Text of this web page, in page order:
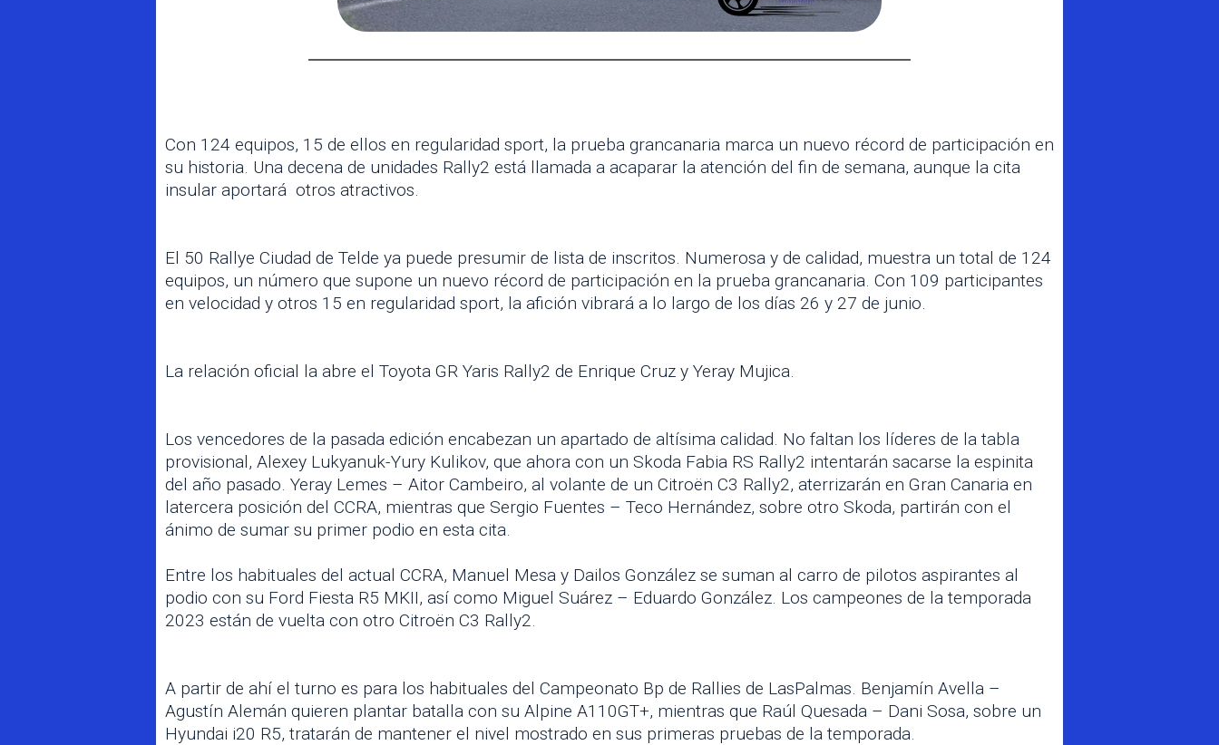
Con 124 equipos, 15 de ellos en regularidad sport, la prueba grancanaria marca un nuevo récord de participación en
su historia. Una decena de unidades Rally2 está llamada a acaparar la atención del fin de semana, aunque la cita
insular aportará otros atractivos.
El 50 Rallye Ciudad de Telde ya puede presumir de lista de inscritos. Numerosa y de calidad, muestra un total de 124
equipos, un número que supone un nuevo récord de participación en la prueba grancanaria. Con 109 participantes
en velocidad y otros 15 en regularidad sport, la afición vibrará a lo largo de los días 26 y 27 de junio.
La relación oficial la abre el Toyota GR Yaris Rally2 de Enrique Cruz y Yeray Mujica.
Los vencedores de la pasada edición encabezan un apartado de altísima calidad. No faltan los líderes de la tabla
provisional, Alexey Lukyanuk-Yury Kulikov, que ahora con un Skoda Fabia RS Rally2 intentarán sacarse la espinita
del año pasado. Yeray Lemes – Aitor Cambeiro, al volante de un Citroën C3 Rally2, aterrizarán en Gran Canaria en
latercera posición del CCRA, mientras que Sergio Fuentes – Teco Hernández, sobre otro Skoda, partirán con el
ánimo de sumar su primer podio en esta cita.
Entre los habituales del actual CCRA, Manuel Mesa y Dailos González se suman al carro de pilotos aspirantes al
podio con su Ford Fiesta R5 MKII, así como Miguel Suárez – Eduardo González. Los campeones de la temporada
2023 están de vuelta con otro Citroën C3 Rally2.
A partir de ahí el turno es para los habituales del Campeonato Bp de Rallies de LasPalmas. Benjamín Avella –
Agustín Alemán quieren plantar batalla con su Alpine A110GT+, mientras que Raúl Quesada – Dani Sosa, sobre un
Hyundai i20 R5, tratarán de mantener el nivel mostrado en sus primeras pruebas de la temporada.